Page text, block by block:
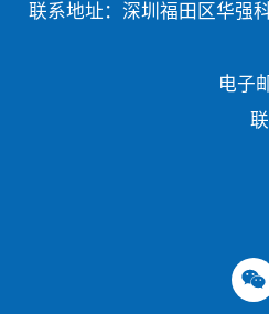
联系地址：深圳福田区华强
电子